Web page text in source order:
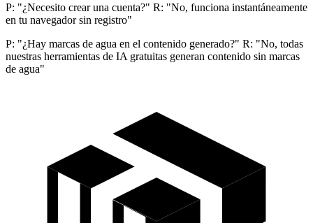
P: "¿Necesito crear una cuenta?" R: "No, funciona instantáneamente
en tu navegador sin registro"
P: "¿Hay marcas de agua en el contenido generado?" R: "No, todas
nuestras herramientas de IA gratuitas generan contenido sin marcas
de agua"